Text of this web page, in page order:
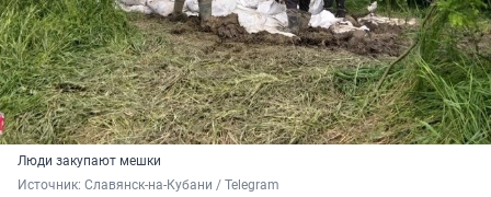
Люди закупают мешки
Источник: Славянск-на-Кубани / Telegram